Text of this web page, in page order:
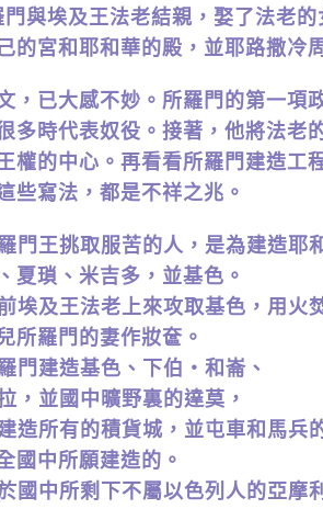
與埃及王法老結親，娶了法老的
的宮和耶和華的殿，並耶路撒冷
，已大感不妙。所羅門的第一項
多時代表奴役。接著，他將法老
權的中心。再看看所羅門建造工
些寫法，都是不祥之兆。
王挑取服苦的人，是為建造耶
夏瑣、米吉多，並基色。
及王法老上來攻取基色，用火
所羅門的妻作妝奩。
門建造基色、下伯‧和崙、
並國中曠野裏的達莫，
所有的積貨城，並屯車和馬兵
國中所願建造的。
中所剩下不屬以色列人的亞摩